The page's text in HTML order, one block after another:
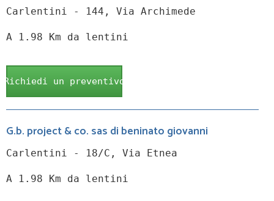
Carlentini - 144, Via Archimede
A 1.98 Km da lentini
Richiedi un preventivo
G.b. project & co. sas di beninato giovanni
Carlentini - 18/C, Via Etnea
A 1.98 Km da lentini